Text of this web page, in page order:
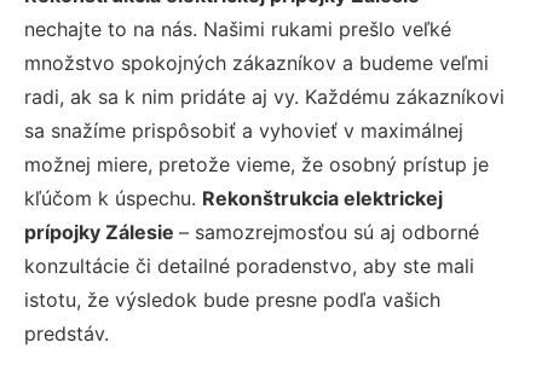
nechajte to na nás. Našimi rukami prešlo veľké
množstvo spokojných zákazníkov a budeme veľmi
radi, ak sa k nim pridáte aj vy. Každému zákazníkovi
sa snažíme prispôsobiť a vyhovieť v maximálnej
možnej miere, pretože vieme, že osobný prístup je
kľúčom k úspechu. Rekonštrukcia elektrickej
prípojky Zálesie – samozrejmosťou sú aj odborné
konzultácie či detailné poradenstvo, aby ste mali
istotu, že výsledok bude presne podľa vašich
predstáv.